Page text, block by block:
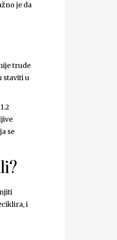
je da
trude
staviti u
se
i